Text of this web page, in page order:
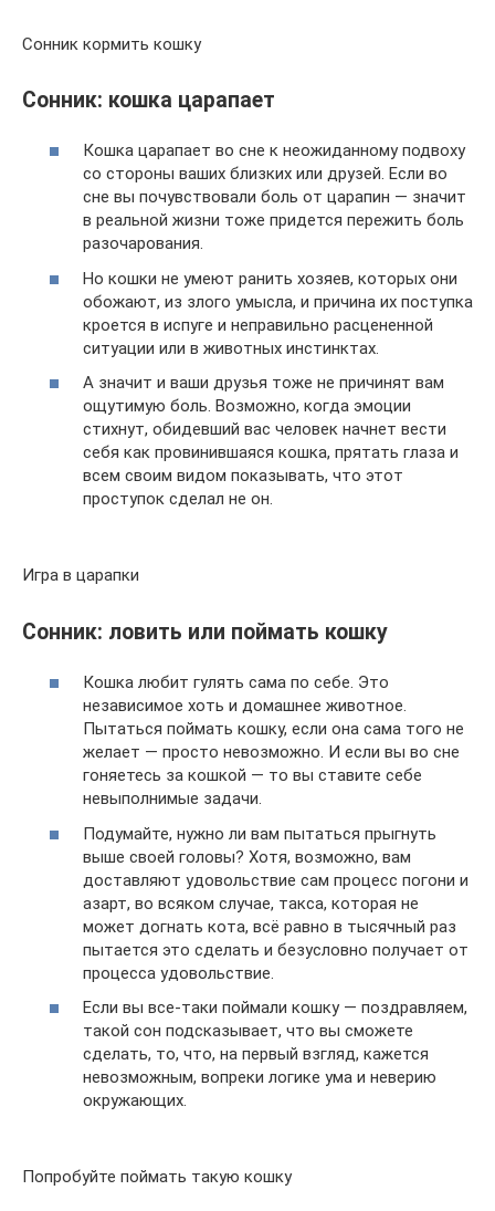
Сонник кормить кошку
Сонник: кошка царапает
Кошка царапает во сне к неожиданному подвоху
со стороны ваших близких или друзей. Если во
сне вы почувствовали боль от царапин — значит
в реальной жизни тоже придется пережить боль
разочарования.
Но кошки не умеют ранить хозяев, которых они
обожают, из злого умысла, и причина их поступка
кроется в испуге и неправильно расцененной
ситуации или в животных инстинктах.
А значит и ваши друзья тоже не причинят вам
ощутимую боль. Возможно, когда эмоции
стихнут, обидевший вас человек начнет вести
себя как провинившаяся кошка, прятать глаза и
всем своим видом показывать, что этот
проступок сделал не он.
Игра в царапки
Сонник: ловить или поймать кошку
Кошка любит гулять сама по себе. Это
независимое хоть и домашнее животное.
Пытаться поймать кошку, если она сама того не
желает — просто невозможно. И если вы во сне
гоняетесь за кошкой — то вы ставите себе
невыполнимые задачи.
Подумайте, нужно ли вам пытаться прыгнуть
выше своей головы? Хотя, возможно, вам
доставляют удовольствие сам процесс погони и
азарт, во всяком случае, такса, которая не
может догнать кота, всё равно в тысячный раз
пытается это сделать и безусловно получает от
процесса удовольствие.
Если вы все-таки поймали кошку — поздравляем,
такой сон подсказывает, что вы сможете
сделать, то, что, на первый взгляд, кажется
невозможным, вопреки логике ума и неверию
окружающих.
Попробуйте поймать такую кошку